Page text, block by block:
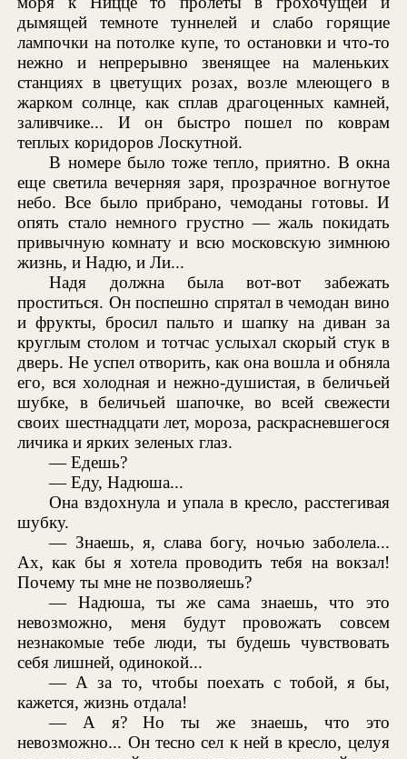
дымящей темноте туннелей и слабо горящие
лампочки на потолке купе, то остановки и что-то
нежно и непрерывно звенящее на маленьких
станциях в цветущих розах, возле млеющего в
жарком солнце, как сплав драгоценных камней,
заливчике... И он быстро пошел по коврам
теплых коридоров Лоскутной.
В номере было тоже тепло, приятно. В окна
еще светила вечерняя заря, прозрачное вогнутое
небо. Все было прибрано, чемоданы готовы. И
опять стало немного грустно — жаль покидать
привычную комнату и всю московскую зимнюю
жизнь, и Надю, и Ли...
Надя должна была вот-вот забежать
проститься. Он поспешно спрятал в чемодан вино
и фрукты, бросил пальто и шапку на диван за
круглым столом и тотчас услыхал скорый стук в
дверь. Не успел отворить, как она вошла и обняла
его, вся холодная и нежно-душистая, в беличьей
шубке, в беличьей шапочке, во всей свежести
своих шестнадцати лет, мороза, раскрасневшегося
личика и ярких зеленых глаз.
— Едешь?
— Еду, Надюша...
Она вздохнула и упала в кресло, расстегивая
шубку.
— Знаешь, я, слава богу, ночью заболела...
Ах, как бы я хотела проводить тебя на вокзал!
Почему ты мне не позволяешь?
— Надюша, ты же сама знаешь, что это
невозможно, меня будут провожать совсем
незнакомые тебе люди, ты будешь чувствовать
себя лишней, одинокой...
— А за то, чтобы поехать с тобой, я бы,
кажется, жизнь отдала!
— А я? Но ты же знаешь, что это
невозможно... Он тесно сел к ней в кресло, целуя